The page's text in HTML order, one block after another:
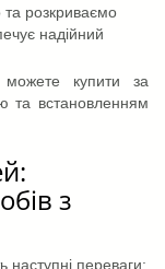
розкриваємо
надійний
купити за
та встановленням
з
наступні переваги: